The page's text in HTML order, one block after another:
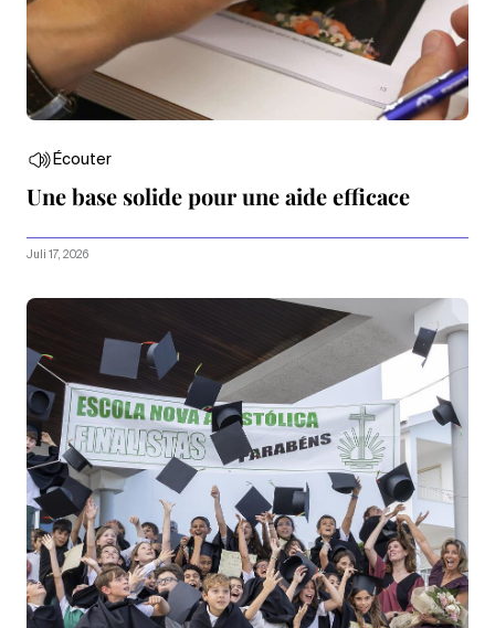
Écouter
Une base solide pour une aide efficace
Juli 17, 2026